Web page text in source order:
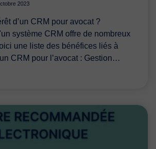
2023
d’un CRM pour avocat ?
système CRM offre de nombreux
une liste des bénéfices liés à
CRM pour l’avocat : Gestion…